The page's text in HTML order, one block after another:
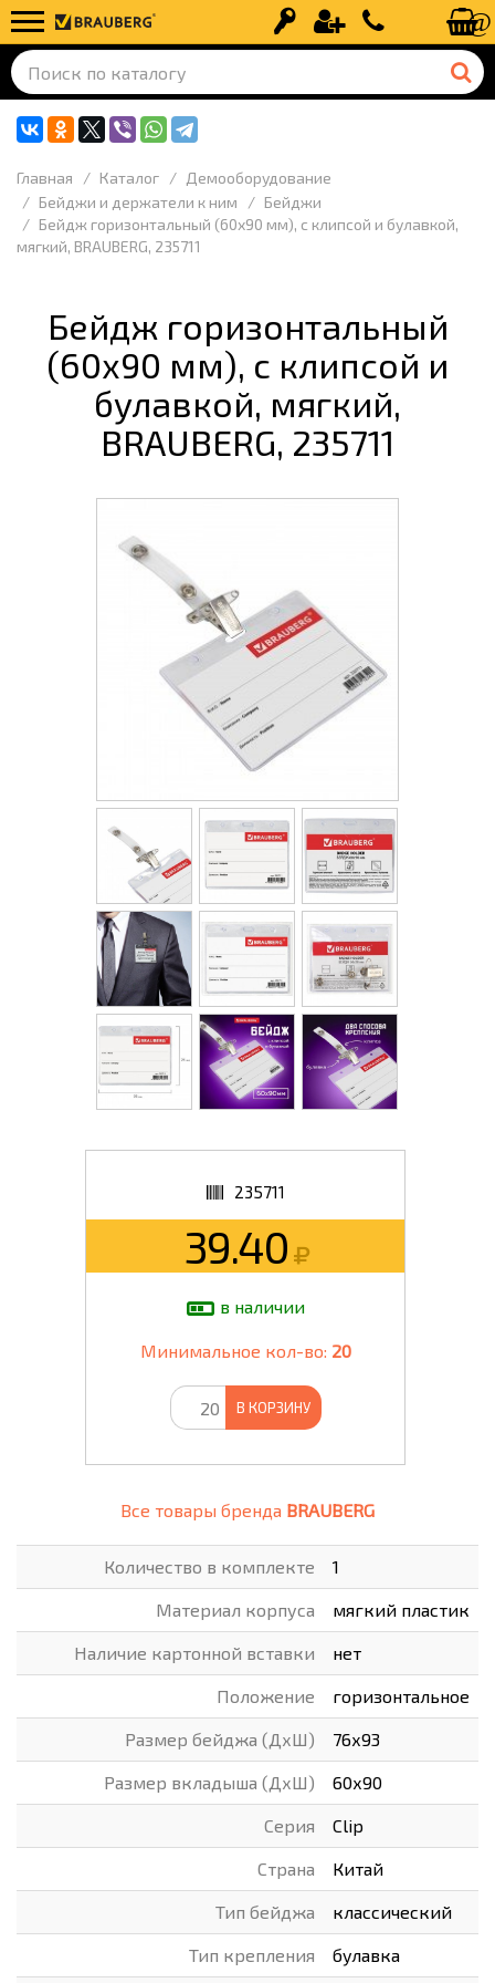
Вход Регистрация+7 (499) 110-
Главная Каталог
Демооборудование
Бейджи и держатели к ним
Бейджи
Бейдж горизонтальный (60х90 мм), с клипсой и булавкой,
мягкий, BRAUBERG, 235711
Бейдж горизонтальный
(60х90 мм), с клипсой и
булавкой, мягкий,
BRAUBERG, 235711
235711
39.40
в наличии
Минимальное кол-во: 20
В КОРЗИНУ
Все товары бренда BRAUBERG
Количество в комплекте 1
Материал корпуса мягкий пластик
Наличие картонной вставки нет
Положение горизонтальное
Размер бейджа (ДхШ) 76х93
Размер вкладыша (ДхШ) 60х90
Серия Clip
Страна Китай
Тип бейджа классический
Тип крепления булавка